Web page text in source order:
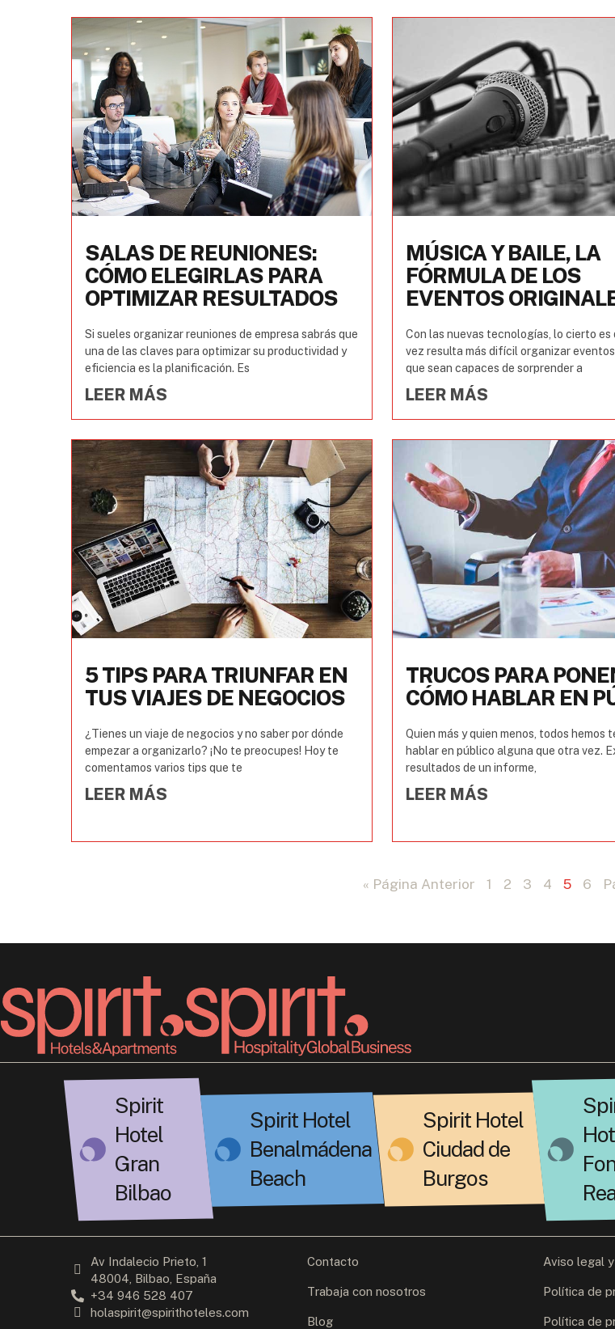
SALAS DE REUNIONES:
CÓMO ELEGIRLAS PARA
OPTIMIZAR RESULTADOS
Si sueles organizar reuniones de empresa sabrás que
una de las claves para optimizar su productividad y
eficiencia es la planificación. Es
LEER MÁS
MÚSICA Y BAILE, LA
FÓRMULA DE LOS
EVENTOS
Con las nuevas tecnologías, lo cierto es
vez resulta más difícil organizar
que sean capaces de sorprender a
LEER MÁS
5 TIPS PARA TRIUNFAR EN
TUS VIAJES DE NEGOCIOS
¿Tienes un viaje de negocios y no saber por dónde
empezar a organizarlo? ¡No te preocupes! Hoy te
comentamos varios tips que te
LEER MÁS
TRUCOS PARA
CÓMO HABLAR EN
Quien más y quien menos, todos hemos
hablar en público alguna que otra vez.
resultados de un informe,
LEER MÁS
« Página Anterior 1 2 3 4 5 6
Spirit
Hotel
Gran
Bilbao
Spirit Hotel
Benalmádena
Beach
Spirit Hotel
Ciudad de
Burgos
Av Indalecio Prieto, 1
48004, Bilbao, España
+34 946 528 407
holaspirit@spirithoteles.com
Contacto
Trabaja con nosotros
Blog
Aviso legal
Política de
Política de